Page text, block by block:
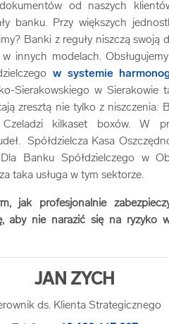
od naszych
banku. Przy większych
Banki z reguły niszczą swoją
innych modelach.
w systemie
Sierakowskiego w
zresztą nie tylko z niszczenia:
kilkaset boxów. W
Spółdzielcza Kasa
Banku Spółdzielczego w
taka usługa w tym sektorze.
jak profesjonalnie
aby nie narazić się na ryzyko
JAN ZYCH
ds. Klienta Strategicznego